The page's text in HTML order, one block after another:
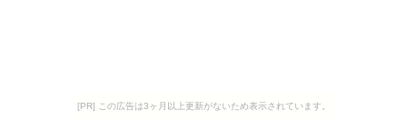
[PR] この広告は3ヶ月以上更新がないため表示されています。